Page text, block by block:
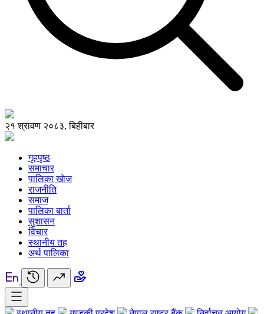
२१ श्रावण २०८३, बिहीबार
गृहपृष्ठ
समाचार
पालिका खाेज
राजनीति
समाज
पालिका बार्ता
सुशासन
विचार
स्थानीय तह
अर्थ पालिका